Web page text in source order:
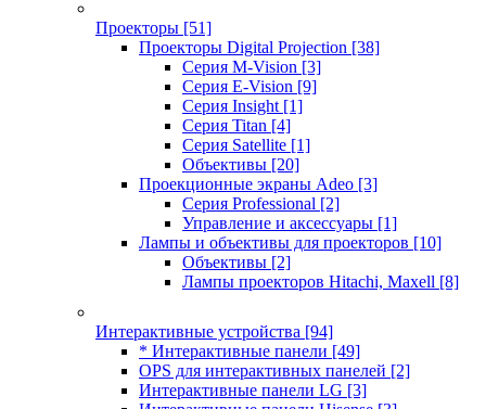
Проекторы [51]
Проекторы Digital Projection [38]
Серия M-Vision [3]
Серия E-Vision [9]
Серия Insight [1]
Серия Titan [4]
Серия Satellite [1]
Объективы [20]
Проекционные экраны Adeo [3]
Серия Professional [2]
Управление и аксессуары [1]
Лампы и объективы для проекторов [10]
Объективы [2]
Лампы проекторов Hitachi, Maxell [8]
Интерактивные устройства [94]
* Интерактивные панели [49]
OPS для интерактивных панелей [2]
Интерактивные панели LG [3]